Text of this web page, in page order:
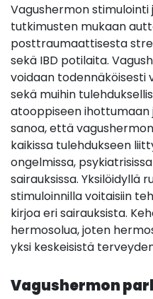
Vagushermon
tutkimusten mukaan
posttraumaattisesta
sekä IBD potilaita.
voidaan todennäköisesti
sekä muihin
atooppiseen ihottumaan
sanoa, että
kaikissa tulehdukseen
ongelmissa,
sairauksissa. Yksilöidyllä
stimuloinnilla voitaisiin
kirjoa eri sairauksista.
hermosolua, joten
yksi keskeisistä
Vagushermon